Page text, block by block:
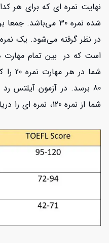
نهایت نمره ای که برای هر
در نظر گرفته می‌شود. یک
است که در بین تمام مهارت
شما
80 برسد. در آزمون آیلتس
شما از نمره 120، نمره ای را دریافت خواهید کرد.